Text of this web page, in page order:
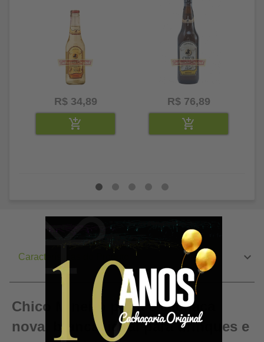
R$ 34,89 R$ 76,89
Características do Produto
Chico Mineiro prata é cachaça
nova, branca, ideal para drinques e